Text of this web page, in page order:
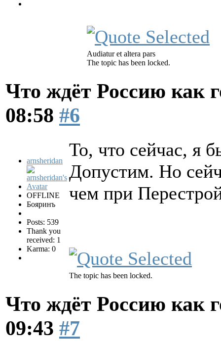
Audiatur et altera pars
The topic has been locked.
Что ждёт Россию как
08:58 #6
arnsheridan
OFFLINE
Бояринъ
Posts: 539
Thank you
received: 1
Karma: 0
То, что сейчас, я
Допустим. Но
чем при
The topic has been locked.
Что ждёт Россию как
09:43 #7